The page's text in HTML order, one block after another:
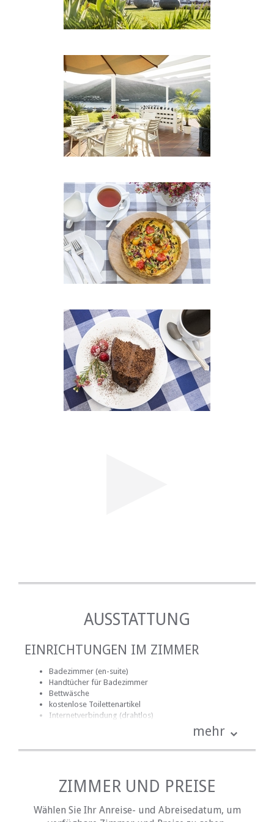
Gegenden und Strände in Kapstadt, sondern bietet
auch eine breite Palette von touristischen
Lebensmittelmärkte, sowohl für die jüngeren, als
auch für diejenigen, die nur eine entspannende
Pause wünschen.
TRANSPORT
Sollten Sie öffentliche Verkehrsmittel benötigen,
fährt die Buslinie MyCity direkt vor der
Flughafentransfers und zusätzliche
Transportmöglichkeiten können auf Anfrage
arrangiert werden.
AUSSTATTUNG
EINRICHTUNGEN IM ZIMMER
Badezimmer (en-suite)
Handtücher für Badezimmer
Bettwäsche
kostenlose Toilettenartikel
Internetverbindung (drahtlos)
Garten(e)
Zimmerreinigung (täglich)
mehr
ZIMMER UND PREISE
Wählen Sie Ihr Anreise- und Abreisedatum, um